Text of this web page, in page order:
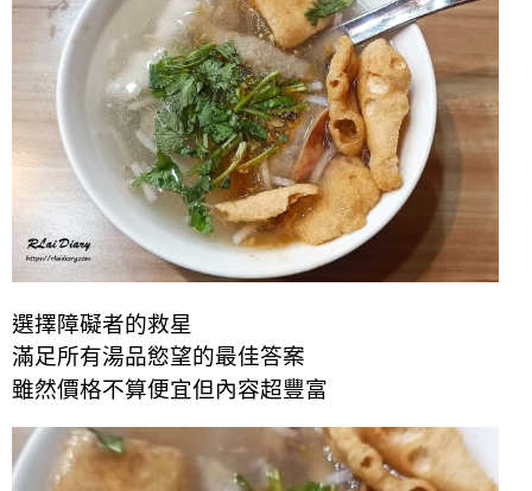
選擇障礙者的救星
滿足所有湯品慾望的最佳答案
雖然價格不算便宜但內容超豐富